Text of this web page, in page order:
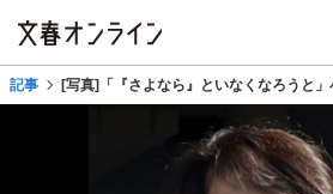
記事 [写真]「『さよなら』といなくなろうと